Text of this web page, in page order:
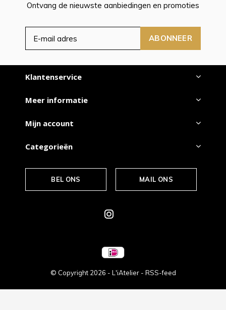
Ontvang de nieuwste aanbiedingen en promoties
ABONNEER
Klantenservice
Meer informatie
Mijn account
Categorieën
BEL ONS MAIL ONS
© Copyright 2026 - L'iAtelier - RSS-feed